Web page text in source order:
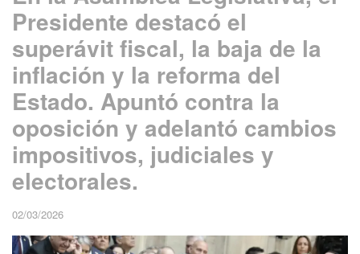
Presidente destacó el
superávit fiscal, la baja de la
inflación y la reforma del
Estado. Apuntó contra la
oposición y adelantó cambios
impositivos, judiciales y
electorales.
02/03/2026